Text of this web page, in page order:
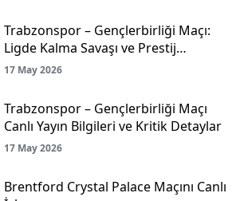
Trabzonspor – Gençlerbirliği Maçı:
Ligde Kalma Savaşı ve Prestij
Mücadelesi Canlı Yayınla Ekranlarda!
17 May 2026
Trabzonspor – Gençlerbirliği Maçı
Canlı Yayın Bilgileri ve Kritik Detaylar
17 May 2026
Brentford Crystal Palace Maçını Canlı